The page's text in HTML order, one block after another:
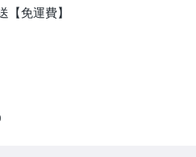
免運費】